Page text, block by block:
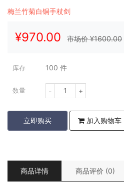
梅兰竹菊白铜手杖剑
¥970.00 市场价 ¥1600.00
库存 100 件
数量 - +
立即购买 加入购物车
商品详情 商品评价 (0)